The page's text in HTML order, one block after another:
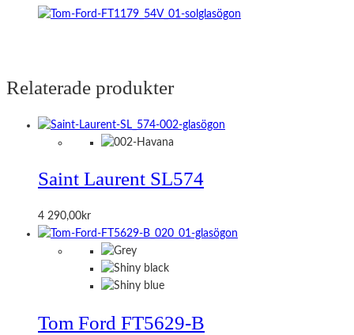
Relaterade produkter
Saint Laurent SL574
4 290,00kr
Tom Ford FT5629-B